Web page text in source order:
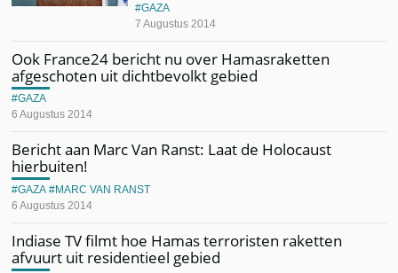
7 Augustus 2014
GAZA
Ook France24 bericht nu over Hamasraketten
afgeschoten uit dichtbevolkt gebied
6 Augustus 2014
GAZA
Bericht aan Marc Van Ranst: Laat de Holocaust
hierbuiten!
6 Augustus 2014
GAZA MARC VAN RANST
Indiase TV filmt hoe Hamas terroristen raketten
afvuurt uit residentieel gebied